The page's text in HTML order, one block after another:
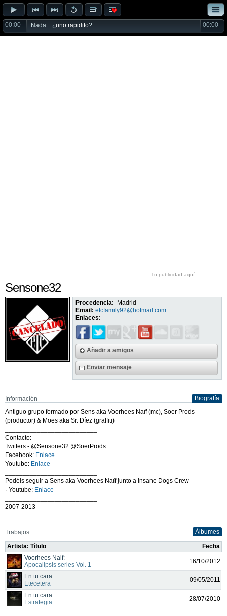
00:00 Nada... ¿uno rapidito? 00:00
Tu publicidad aquí
Sensone32
Procedencia:
Madrid
Email: etcfamily92@hotmail.com
Enlaces:
Añadir a amigos
Enviar mensaje
Información
Biografía
Antiguo grupo formado por Sens aka Voorhees Naïf (mc), Soer Prods
(productor) & Moes aka Sr. Díez (graffiti)
Contacto:
Twitters - @Sensone32 @SoerProds
Facebook: Enlace
Youtube: Enlace
Podéis seguir a Sens aka Voorhees Naïf junto a Insane Dogs Crew
· Youtube: Enlace
2007-2013
Trabajos Álbumes
Artista: Título
Fecha
Voorhees Naif:
Apocalipsis series Vol. 1
16/10/2012
En tu cara:
Etecetera
09/05/2011
En tu cara:
Estrategia
28/07/2010